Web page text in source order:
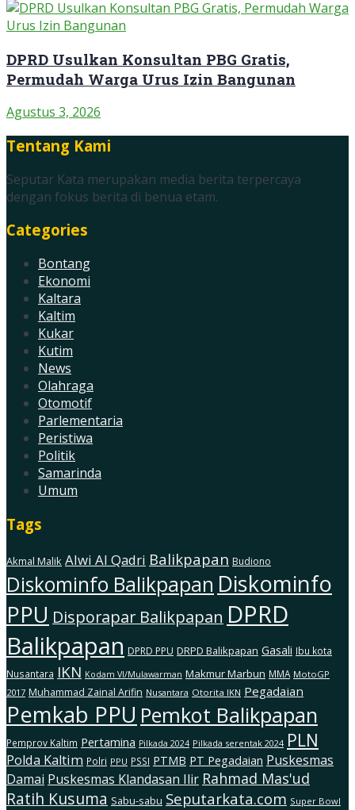
DPRD Usulkan Konsultan PBG Gratis,
Permudah Warga Urus Izin Bangunan
Agustus 3, 2026
Tentang Kami
Seputar Kata merupakan media berita terpercaya
dengan fokus berita di benua etam.
Categories
Bontang
Ekonomi
Kaltara
Kaltim
Kukar
Kutim
News
Olahraga
Otomotif
Parlementaria
Peristiwa
Politik
Samarinda
Umum
Tags
Akmal Malik Alwi Al Qadri Balikpapan Budiono
Diskominfo Balikpapan Diskominfo
PPU Disporapar Balikpapan DPRD
Balikpapan DPRD PPU DRPD Balikpapan Gasali Ibu kota
Nusantara IKN Kodam Vl/Mulawarman Makmur Marbun MMA MotoGP
2017 Muhammad Zainal Arifin Nusantara Otorita IKN Pegadaian
Pemkab PPU Pemkot Balikpapan
Pemprov Kaltim Pertamina Pilkada 2024 Pilkada serentak 2024 PLN
Polda Kaltim Polri PPU PSSI PTMB PT Pegadaian Puskesmas
Damai Puskesmas Klandasan Ilir Rahmad Mas'ud
Ratih Kusuma Sabu-sabu Seputarkata.com Super Bowl